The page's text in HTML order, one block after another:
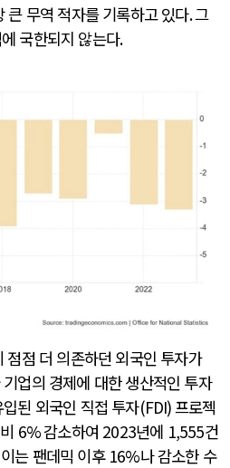
큰 무역 적자를 기록하고 있다.그
국한되지 않는다.
점점 더 의존하던 외국인 투자가
업의 경제에 대한 생산적인 투자
된 외국인 직접 투자(FDI)프로젝
6%감소하여 2023년에 1,555건
이는 팬데믹 이후 16%나 감소한 수